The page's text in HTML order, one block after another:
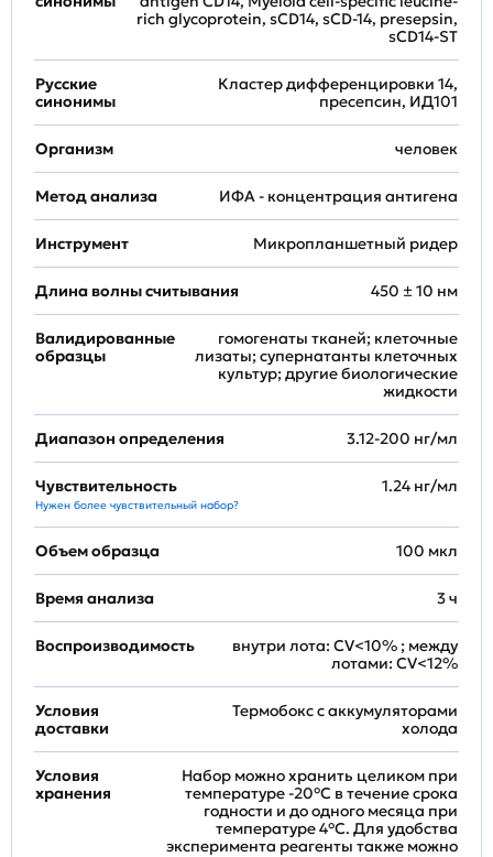
rich glycoprotein, sCD14, sCD-14, presepsin,
sCD14-ST
Русские
синонимы
Кластер дифференцировки 14,
пресепсин, ИД101
Организм человек
Метод анализа ИФА - концентрация антигена
Инструмент Микропланшетный ридер
Длина волны считывания 450 ± 10 нм
Валидированные
образцы
гомогенаты тканей; клеточные
лизаты; супернатанты клеточных
культур; другие биологические
жидкости
Диапазон определения 3.12-200 нг/мл
Чувствительность
Нужен более чувствительный набор?
1.24 нг/мл
Объем образца 100 мкл
Время анализа 3 ч
Воспроизводимость
внутри лота: CV<10% ; между
лотами: CV<12%
Условия
доставки
Термобокс с аккумуляторами
холода
Условия
хранения
Набор можно хранить целиком при
температуре -20°C в течение срока
годности и до одного месяца при
температуре 4°C. Для удобства
эксперимента реагенты также можно